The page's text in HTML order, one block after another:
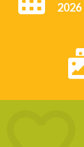
2026